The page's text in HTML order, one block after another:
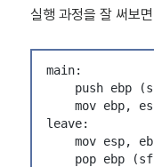
실행 과정을 잘 써보
main:
push ebp
mov ebp,
leave:
mov esp,
pop ebp